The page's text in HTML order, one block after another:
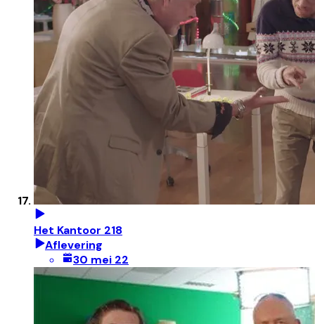
Het Kantoor 218
Aflevering
30 mei 22